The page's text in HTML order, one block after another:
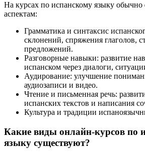
На курсах по испанскому языку
аспектам:
Грамматика и синтаксис
склонений, спряжения глаголов,
предложений.
Разговорные навыки: развитие
испанском через диалоги,
Аудирование: улучшение
аудиозаписи и видео.
Чтение и письменная речь:
испанских текстов и написания
Культура и традиции
Какие виды онлайн-курсов по
языку существуют?